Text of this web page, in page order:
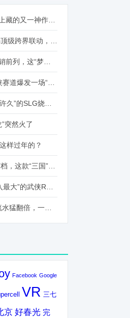
突然火了
样过年的？
Facebook Google
VR 三七
京 好春光 完